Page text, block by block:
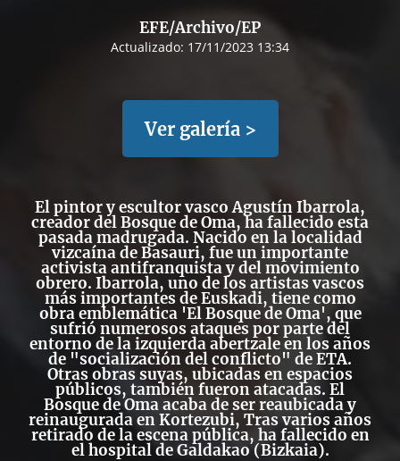
EFE/Archivo/EP
Actualizado: 17/11/2023 13:34
Ver galería >
El pintor y escultor vascoAgustín Ibarrola,
creador delBosque de Oma, ha fallecido esta
pasada madrugada. Nacido en la localidad
vizcaína de Basauri, fue un importante
activista antifranquista y del movimiento
obrero. Ibarrola, uno de los artistas vascos
más importantes de Euskadi, tiene como
obra emblemática 'El Bosque de Oma', que
sufrió numerosos ataques por parte del
entorno de la izquierda abertzale en los años
de "socialización del conflicto" de ETA.
Otras obras suyas, ubicadas en espacios
públicos, también fueron atacadas. El
Bosque de Oma acaba de ser reaubicada y
reinaugurada en Kortezubi, Tras varios años
retirado de la escena pública, ha fallecido en
el hospital de Galdakao (Bizkaia).